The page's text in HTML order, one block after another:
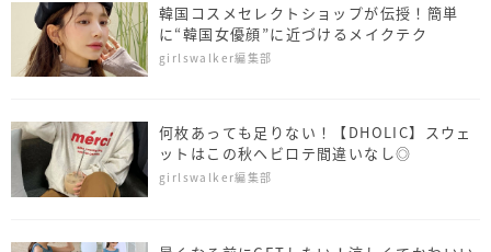
韓国コスメセレクトショップが伝授！簡単
に“韓国女優顔”に近づけるメイクテク
girlswalker編集部
何枚あっても足りない！【DHOLIC】スウェ
ットはこの秋ヘビロテ間違いなし◎
girlswalker編集部